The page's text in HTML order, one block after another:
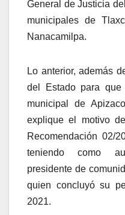
General de Justicia
municipales de
Nanacamilpa.
Lo anterior, además
del Estado para que
municipal de
explique el motivo
Recomendación 02/
teniendo como
presidente de
quien concluyó su
2021.